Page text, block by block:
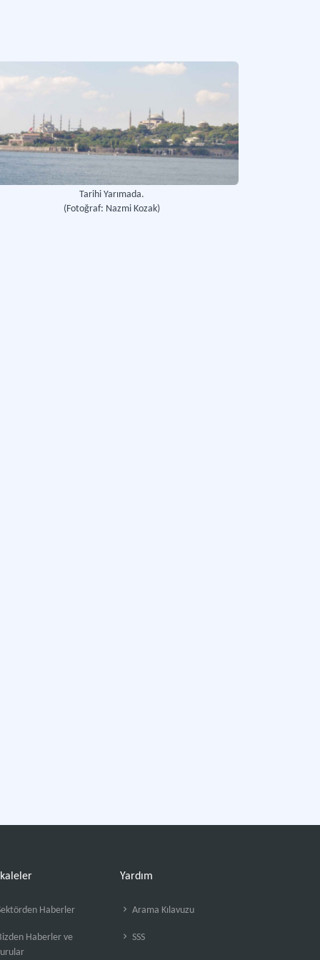
Tarihi Yarımada.
(Fotoğraf: Nazmi Kozak)
Haberler
Haberler ve
Yardım
Arama Kılavuzu
SSS